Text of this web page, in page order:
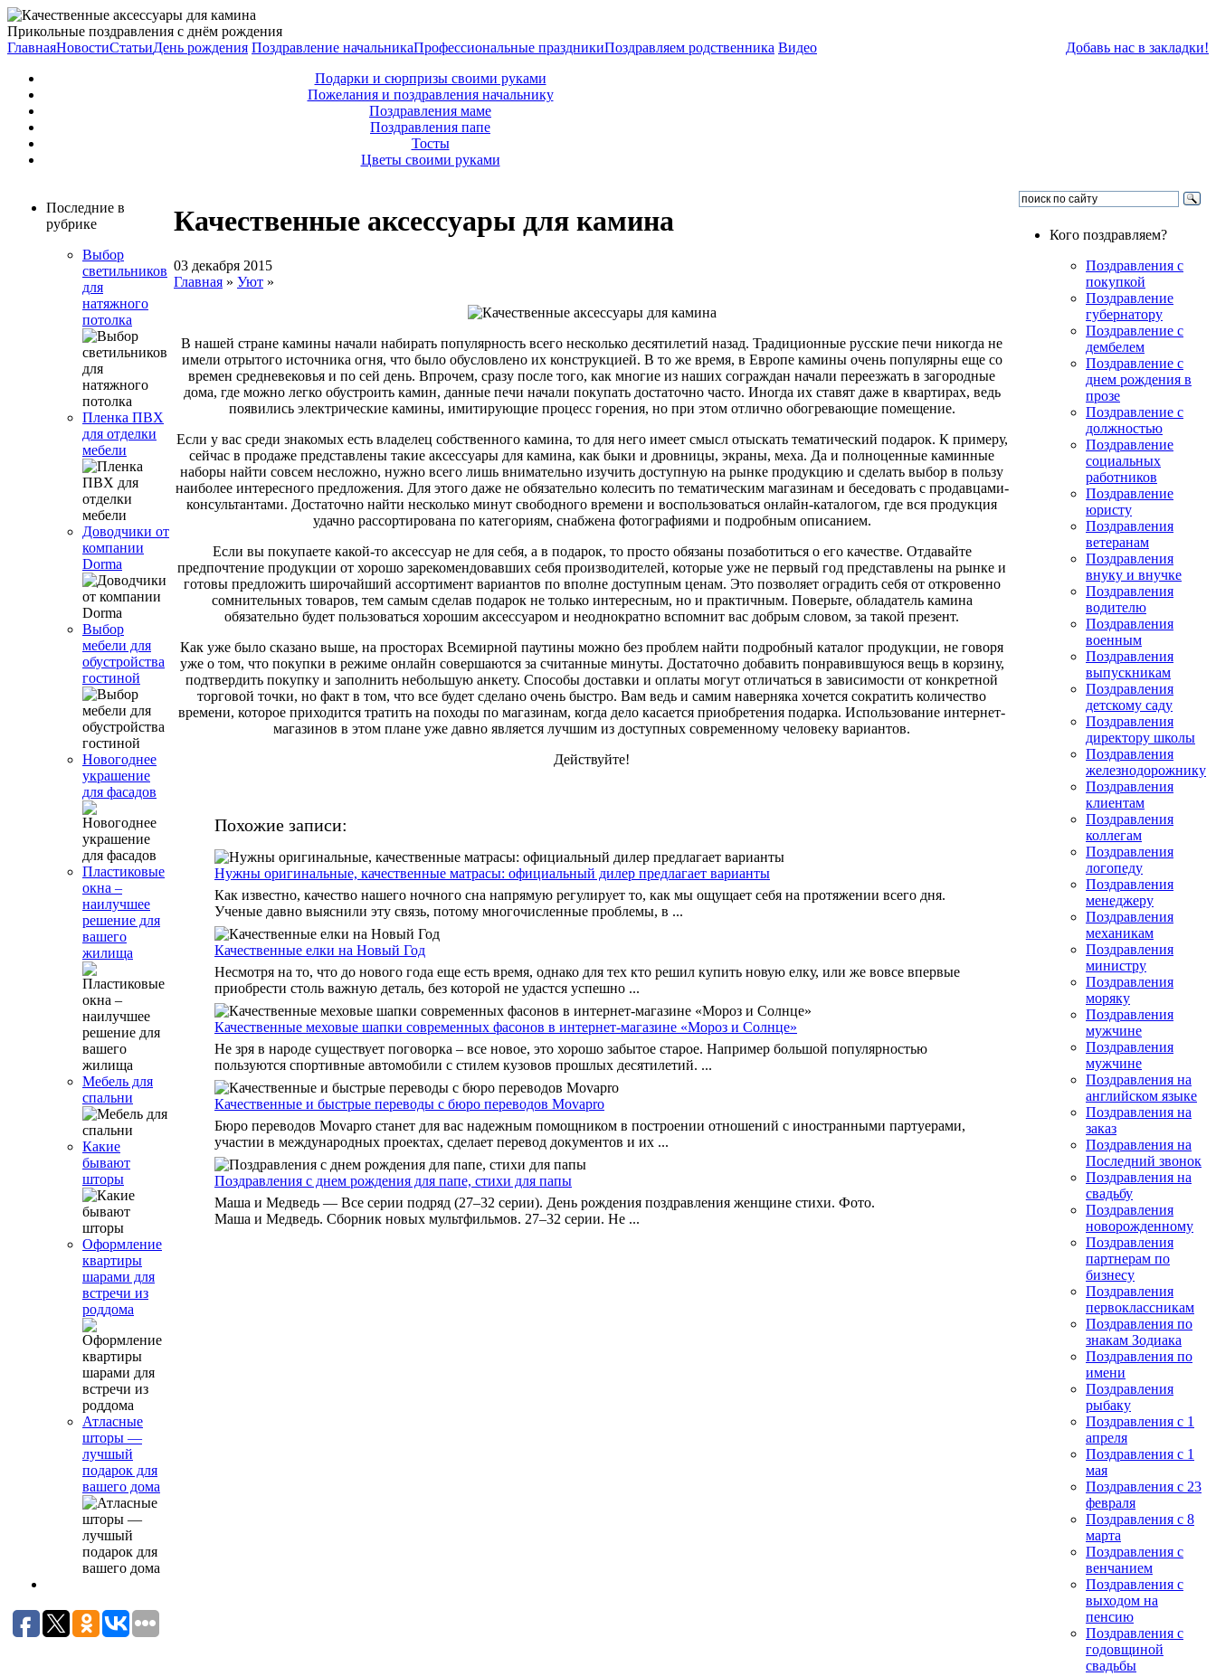
Прикольные поздравления с днём рождения
ГлавнаяНовостиСтатьиДень рождения Поздравление начальникаПрофессиональные праздникиПоздравляем родственника Видео
Подарки и сюрпризы своими руками
Пожелания и поздравления начальнику
Поздравления маме
Поздравления папе
Тосты
Цветы своими руками
Добавь нас в закладки!
Последние в
рубрике
Выбор
светильников
для
натяжного
потолка
Пленка ПВХ
для отделки
мебели
Доводчики от
компании
Dorma
Выбор
мебели для
обустройства
гостиной
Новогоднее
украшение
для фасадов
Пластиковые
окна –
наилучшее
решение для
вашего
жилища
Мебель для
спальни
Какие
бывают
шторы
Оформление
квартиры
шарами для
встречи из
роддома
Атласные
шторы —
лучшый
подарок для
вашего дома
Качественные аксессуары для камина
03 декабря 2015
Главная » Уют »
В нашей стране камины начали набирать популярность всего несколько десятилетий назад. Традиционные русские печи никогда не
имели отрытого источника огня, что было обусловлено их конструкцией. В то же время, в Европе камины очень популярны еще со
времен средневековья и по сей день. Впрочем, сразу после того, как многие из наших сограждан начали переезжать в загородные
дома, где можно легко обустроить камин, данные печи начали покупать достаточно часто. Иногда их ставят даже в квартирах, ведь
появились электрические камины, имитирующие процесс горения, но при этом отлично обогревающие помещение.
Если у вас среди знакомых есть владелец собственного камина, то для него имеет смысл отыскать тематический подарок. К примеру,
сейчас в продаже представлены такие аксессуары для камина, как быки и дровницы, экраны, меха. Да и полноценные каминные
наборы найти совсем несложно, нужно всего лишь внимательно изучить доступную на рынке продукцию и сделать выбор в пользу
наиболее интересного предложения. Для этого даже не обязательно колесить по тематическим магазинам и беседовать с продавцами-
консультантами. Достаточно найти несколько минут свободного времени и воспользоваться онлайн-каталогом, где вся продукция
удачно рассортирована по категориям, снабжена фотографиями и подробным описанием.
Если вы покупаете какой-то аксессуар не для себя, а в подарок, то просто обязаны позаботиться о его качестве. Отдавайте
предпочтение продукции от хорошо зарекомендовавших себя производителей, которые уже не первый год представлены на рынке и
готовы предложить широчайший ассортимент вариантов по вполне доступным ценам. Это позволяет оградить себя от откровенно
сомнительных товаров, тем самым сделав подарок не только интересным, но и практичным. Поверьте, обладатель камина
обязательно будет пользоваться хорошим аксессуаром и неоднократно вспомнит вас добрым словом, за такой презент.
Как уже было сказано выше, на просторах Всемирной паутины можно без проблем найти подробный каталог продукции, не говоря
уже о том, что покупки в режиме онлайн совершаются за считанные минуты. Достаточно добавить понравившуюся вещь в корзину,
подтвердить покупку и заполнить небольшую анкету. Способы доставки и оплаты могут отличаться в зависимости от конкретной
торговой точки, но факт в том, что все будет сделано очень быстро. Вам ведь и самим наверняка хочется сократить количество
времени, которое приходится тратить на походы по магазинам, когда дело касается приобретения подарка. Использование интернет-
магазинов в этом плане уже давно является лучшим из доступных современному человеку вариантов.
Действуйте!
Похожие записи:
Нужны оригинальные, качественные матрасы: официальный дилер предлагает варианты
Как известно, качество нашего ночного сна напрямую регулирует то, как мы ощущает себя на протяжении всего дня.
Ученые давно выяснили эту связь, потому многочисленные проблемы, в ...
Качественные елки на Новый Год
Несмотря на то, что до нового года еще есть время, однако для тех кто решил купить новую елку, или же вовсе впервые
приобрести столь важную деталь, без которой не удастся успешно ...
Качественные меховые шапки современных фасонов в интернет-магазине «Мороз и Солнце»
Не зря в народе существует поговорка – все новое, это хорошо забытое старое. Например большой популярностью
пользуются спортивные автомобили с стилем кузовов прошлых десятилетий. ...
Качественные и быстрые переводы с бюро переводов Movapro
Бюро переводов Movapro станет для вас надежным помощником в построении отношений с иностранными партyерами,
участии в международных проектах, сделает перевод документов и их ...
Поздравления c днем рождения для папе, стихи для папы
Маша и Медведь — Все серии подряд (27–32 серии). День рождения поздравления женщине стихи. Фото.
Маша и Медведь. Сборник новых мультфильмов. 27–32 серии. Не ...
Кого поздравляем?
Поздравления с
покупкой
Поздравление
губернатору
Поздравление с
дембелем
Поздравление с
днем рождения в
прозе
Поздравление с
должностью
Поздравление
социальных
работников
Поздравление
юристу
Поздравления
ветеранам
Поздравления
внуку и внучке
Поздравления
водителю
Поздравления
военным
Поздравления
выпускникам
Поздравления
детскому саду
Поздравления
директору школы
Поздравления
железнодорожнику
Поздравления
клиентам
Поздравления
коллегам
Поздравления
логопеду
Поздравления
менеджеру
Поздравления
механикам
Поздравления
министру
Поздравления
моряку
Поздравления
мужчине
Поздравления
мужчине
Поздравления на
английском языке
Поздравления на
заказ
Поздравления на
Последний звонок
Поздравления на
свадьбу
Поздравления
новорожденному
Поздравления
партнерам по
бизнесу
Поздравления
первоклассникам
Поздравления по
знакам Зодиака
Поздравления по
имени
Поздравления
рыбаку
Поздравления с 1
апреля
Поздравления с 1
мая
Поздравления с 23
февраля
Поздравления с 8
марта
Поздравления с
венчанием
Поздравления с
выходом на
пенсию
Поздравления с
годовщиной
свадьбы